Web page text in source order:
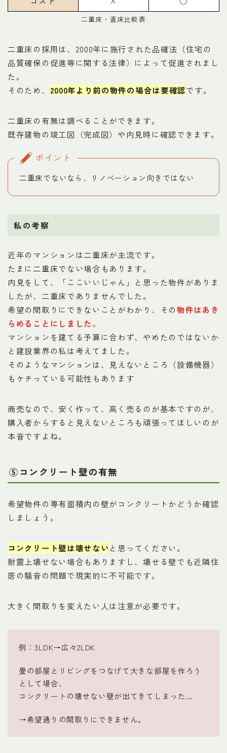
Follow Me
二重床・直床比較表
二重床の採用は、2000年に施行された品確法（住宅の
品質確保の促進等に関する法律）によって促進されまし
た。
そのため、 2000年より前の物件の場合は要確認です。
二重床の有無は調べることができます。
既存建物の竣工図（完成図）や内見時に確認できます。
ポイント
二重床でないなら、リノベーション向きではない
私の考察
近年のマンションは二重床が主流です。
たまに二重床でない場合もあります。
内見をして、「ここいいじゃん」と思った物件がありま
したが、二重床でありませんでした。
希望の間取りにできないことがわかり、その物件はあき
らめることにしました。
マンションを建てる予算に合わず、やめたのではないか
と建設業界の私は考えてました。
そのようなマンションは、見えないところ（設備機器）
もケチっている可能性もあります
商売なので、安く作って、高く売るのが基本ですのが、
購入者からすると見えないところも頑張ってほしいのが
本音ですよね。
⑤コンクリート壁の有無
希望物件の専有面積内の壁がコンクリートかどうか確認
しましょう。
コンクリート壁は壊せないと思ってください。
耐震上壊せない場合もありますし、壊せる壁でも近隣住
居の騒音の問題で現実的に不可能です。
大きく間取りを変えたい人は注意が必要です。
例：3LDK→広々2LDK
畳の部屋とリビングをつなげて大きな部屋を作ろう
として場合、
コンクリートの壊せない壁が出てきてしまった…
→希望通りの間取りにできません。